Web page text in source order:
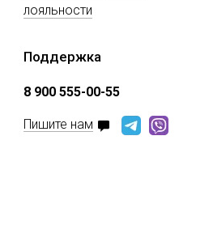
лояльности
Поддержка
8 900 555-00-55
Пишите нам